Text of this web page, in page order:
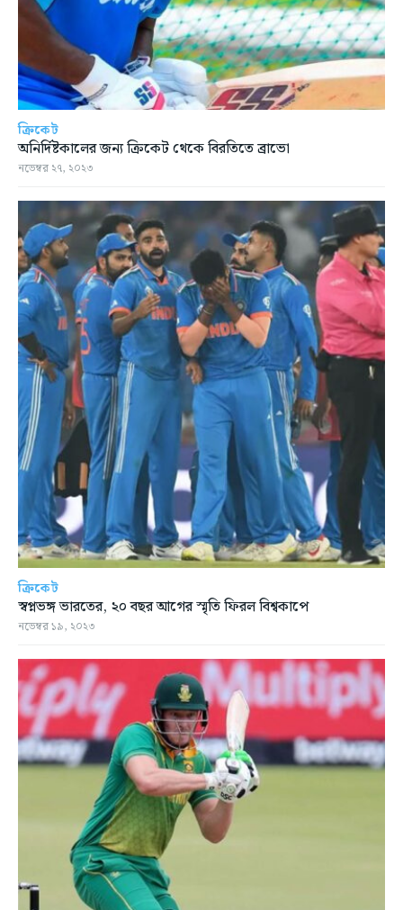
ক্রিকেট
অনির্দিষ্টকালের জন্য ক্রিকেট থেকে বিরতিতে ব্রাভো
নভেম্বর ২৭, ২০২৩
ক্রিকেট
স্বপ্নভঙ্গ ভারতের, ২০ বছর আগের স্মৃতি ফিরল বিশ্বকাপে
নভেম্বর ১৯, ২০২৩